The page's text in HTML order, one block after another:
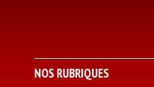
NOS RUBRIQUES